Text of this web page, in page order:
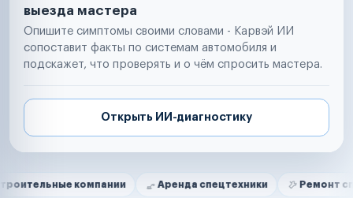
выезда мастера
Опишите симптомы своими словами - Карвэй ИИ
сопоставит факты по системам автомобиля и
подскажет, что проверять и о чём спросить мастера.
Открыть ИИ-диагностику
Нам доверяют
компании Аренда спецтехники Ремонт
Маркетплейсы